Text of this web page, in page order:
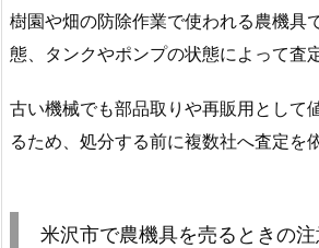
樹園や畑の防除作業で使われる農機具
態、タンクやポンプの状態によって査
古い機械でも部品取りや再販用として
るため、処分する前に複数社へ査定を
米沢市で農機具を売るときの